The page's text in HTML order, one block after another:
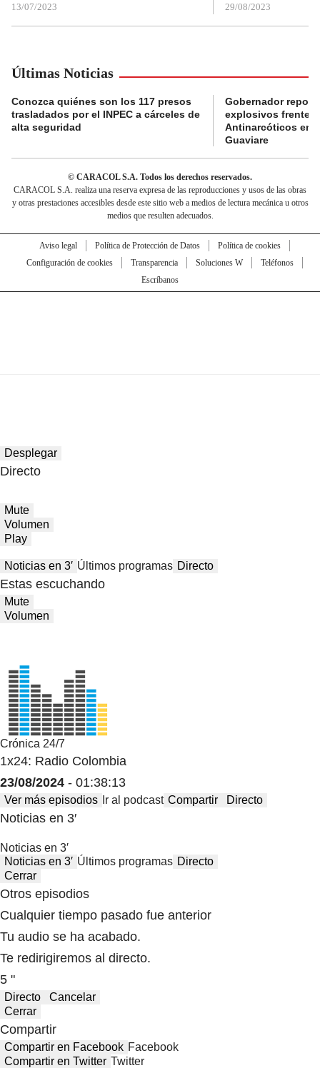
13/07/2023 29/08/2023
Últimas Noticias
Conozca quiénes son los 117 presos
trasladados por el INPEC a cárceles de
alta seguridad
Gobernador
explosivos frente a
Antinarcóticos en
Guaviare
© CARACOL S.A. Todos los derechos reservados.
CARACOL S.A. realiza una reserva expresa de las reproducciones y usos de las obras
y otras prestaciones accesibles desde este sitio web a medios de lectura mecánica u otros
medios que resulten adecuados.
Aviso legal Política de Protección de Datos
Política de cookies
Configuración de cookies
Transparencia Soluciones W
Teléfonos
Escríbanos
Desplegar
Directo
Mute
Volumen
Play
Noticias en 3′ Últimos programas Directo
Estas escuchando
Mute
Volumen
Crónica 24/7
1x24: Radio Colombia
23/08/2024 - 01:38:13
Ver más episodios Ir al podcast Compartir Directo
Noticias en 3′
Noticias en 3′
Noticias en 3′ Últimos programas Directo
Cerrar
Otros episodios
Cualquier tiempo pasado fue anterior
Tu audio se ha acabado.
Te redirigiremos al directo.
5 "
Directo
Cancelar
Cerrar
Compartir
Compartir en Facebook Facebook
Compartir en Twitter Twitter